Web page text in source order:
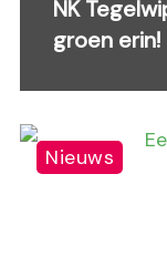
NK
groen erin!
Nieuws